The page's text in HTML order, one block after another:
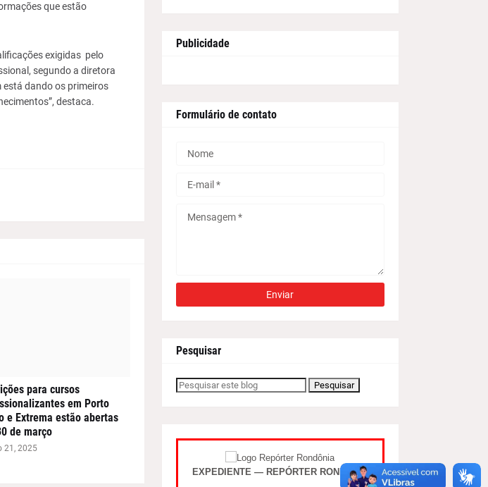
que estão
exigidas pelo
segundo a diretora
dando os primeiros
destaca.
para cursos
em Porto
e Extrema estão abertas
de março
21, 2025
Publicidade
Formulário de contato
Pesquisar
EXPEDIENTE — REPÓRTER RONDÔNIA